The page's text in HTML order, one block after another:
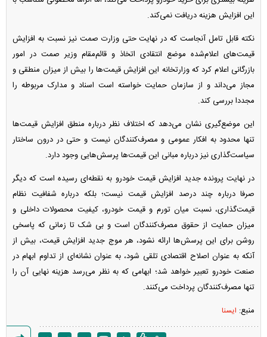
این افزایش هزینه دریافت نمی‌کند.
نکته قابل تامل آنجاست که در نهایت حتی وزارت صمت نیز نسبت به افزایش
قیمت‌های اعلام‌شده موضع انتقادی اتخاذ و قائم‌مقام وزیر صمت در امور
بازرگانی اعلام کرد که وزارتخانه این افزایش قیمت‌ها را بیش از میزان منطقی و
مجاز می‌داند و از سازمان حمایت خواسته است اسناد و مدارک مربوطه را
مجددا بررسی کند.
این موضع‌گیری نشان می‌دهد که اختلاف نظر درباره منطق افزایش قیمت‌ها
تنها محدود به افکار عمومی و مصرف‌کنندگان نیست و حتی در درون ساختار
سیاست‌گذاری نیز درباره مبانی این قیمت‌ها پرسش‌هایی وجود دارد.
در نهایت پرونده جدید افزایش قیمت خودرو به نقطه‌ای رسیده است که دیگر
صرفا درباره چند درصد افزایش قیمت نیست؛ بلکه درباره شفافیت نظام
قیمت‌گذاری، نسبت میان تورم و قیمت خودرو، کیفیت محصولات داخلی و
میزان حمایت از حقوق مصرف‌کنندگان است و بی شک تا زمانی که پاسخی
روشن برای این پرسش‌ها ارائه نشود، هر موج جدید افزایش قیمت، بیش از
آنکه به عنوان اصلاح اقتصادی تلقی شود، به عنوان نشانه‌ای از تداوم ابهام در
صنعت خودرو تعبیر خواهد شد؛ ابهامی که به نظر می‌رسد هزینه نهایی آن را
تنها مصرف‌کنندگان پرداخت می‌کنند.
منبع: ایسنا